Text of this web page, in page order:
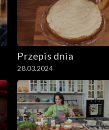
Przepis dnia
28.03.2024